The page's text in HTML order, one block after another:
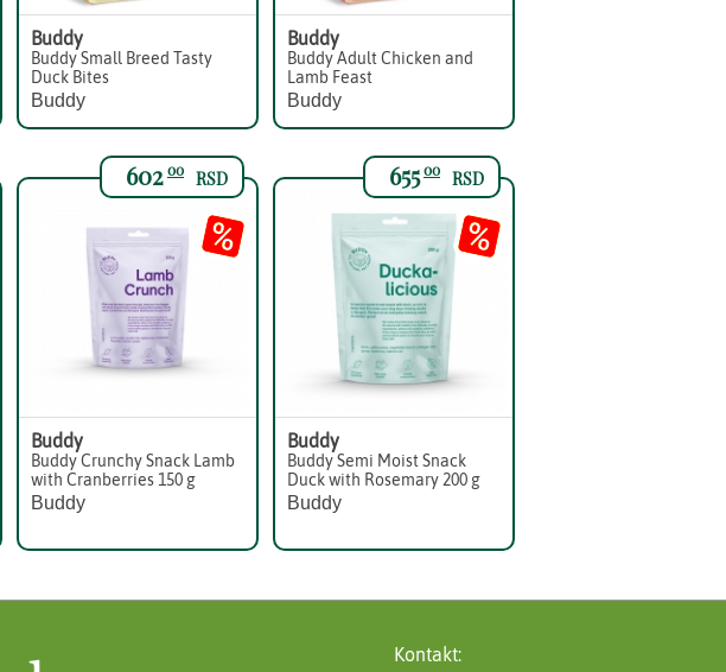
Buddy
Buddy Small Breed Tasty
Duck Bites
Buddy
Buddy
Buddy Adult Chicken and
Lamb Feast
Buddy
60200 RSD
Buddy
Buddy Crunchy Snack Lamb
with Cranberries 150 g
Buddy
65500 RSD
Buddy
Buddy Semi Moist Snack
Duck with Rosemary 200 g
Buddy
Kontakt: